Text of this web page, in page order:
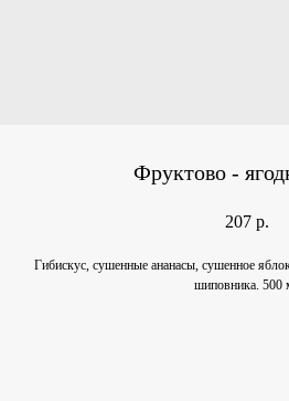
Фруктово -
207 р.
Гибискус, сушенные ананасы, сушенное
шиповника. 500